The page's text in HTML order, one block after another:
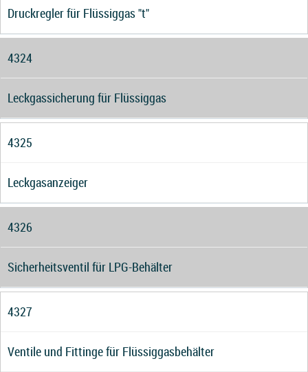
Druckregler für Flüssiggas "t"
4324
Leckgassicherung für Flüssiggas
4325
Leckgasanzeiger
4326
Sicherheitsventil für LPG-Behälter
4327
Ventile und Fittinge für Flüssiggasbehälter